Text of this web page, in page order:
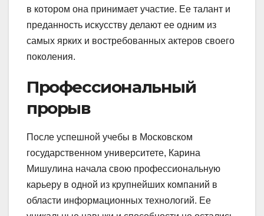
в котором она принимает участие. Ее талант и
преданность искусству делают ее одним из
самых ярких и востребованных актеров своего
поколения.
Профессиональный
прорыв
После успешной учебы в Московском
государственном университете, Карина
Мишулина начала свою профессиональную
карьеру в одной из крупнейших компаний в
области информационных технологий. Ее